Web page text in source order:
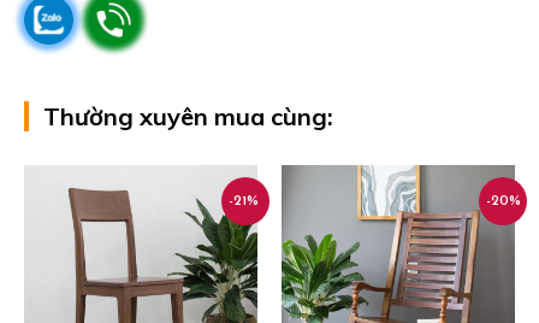
Thường xuyên mua cùng:
-21% -20%